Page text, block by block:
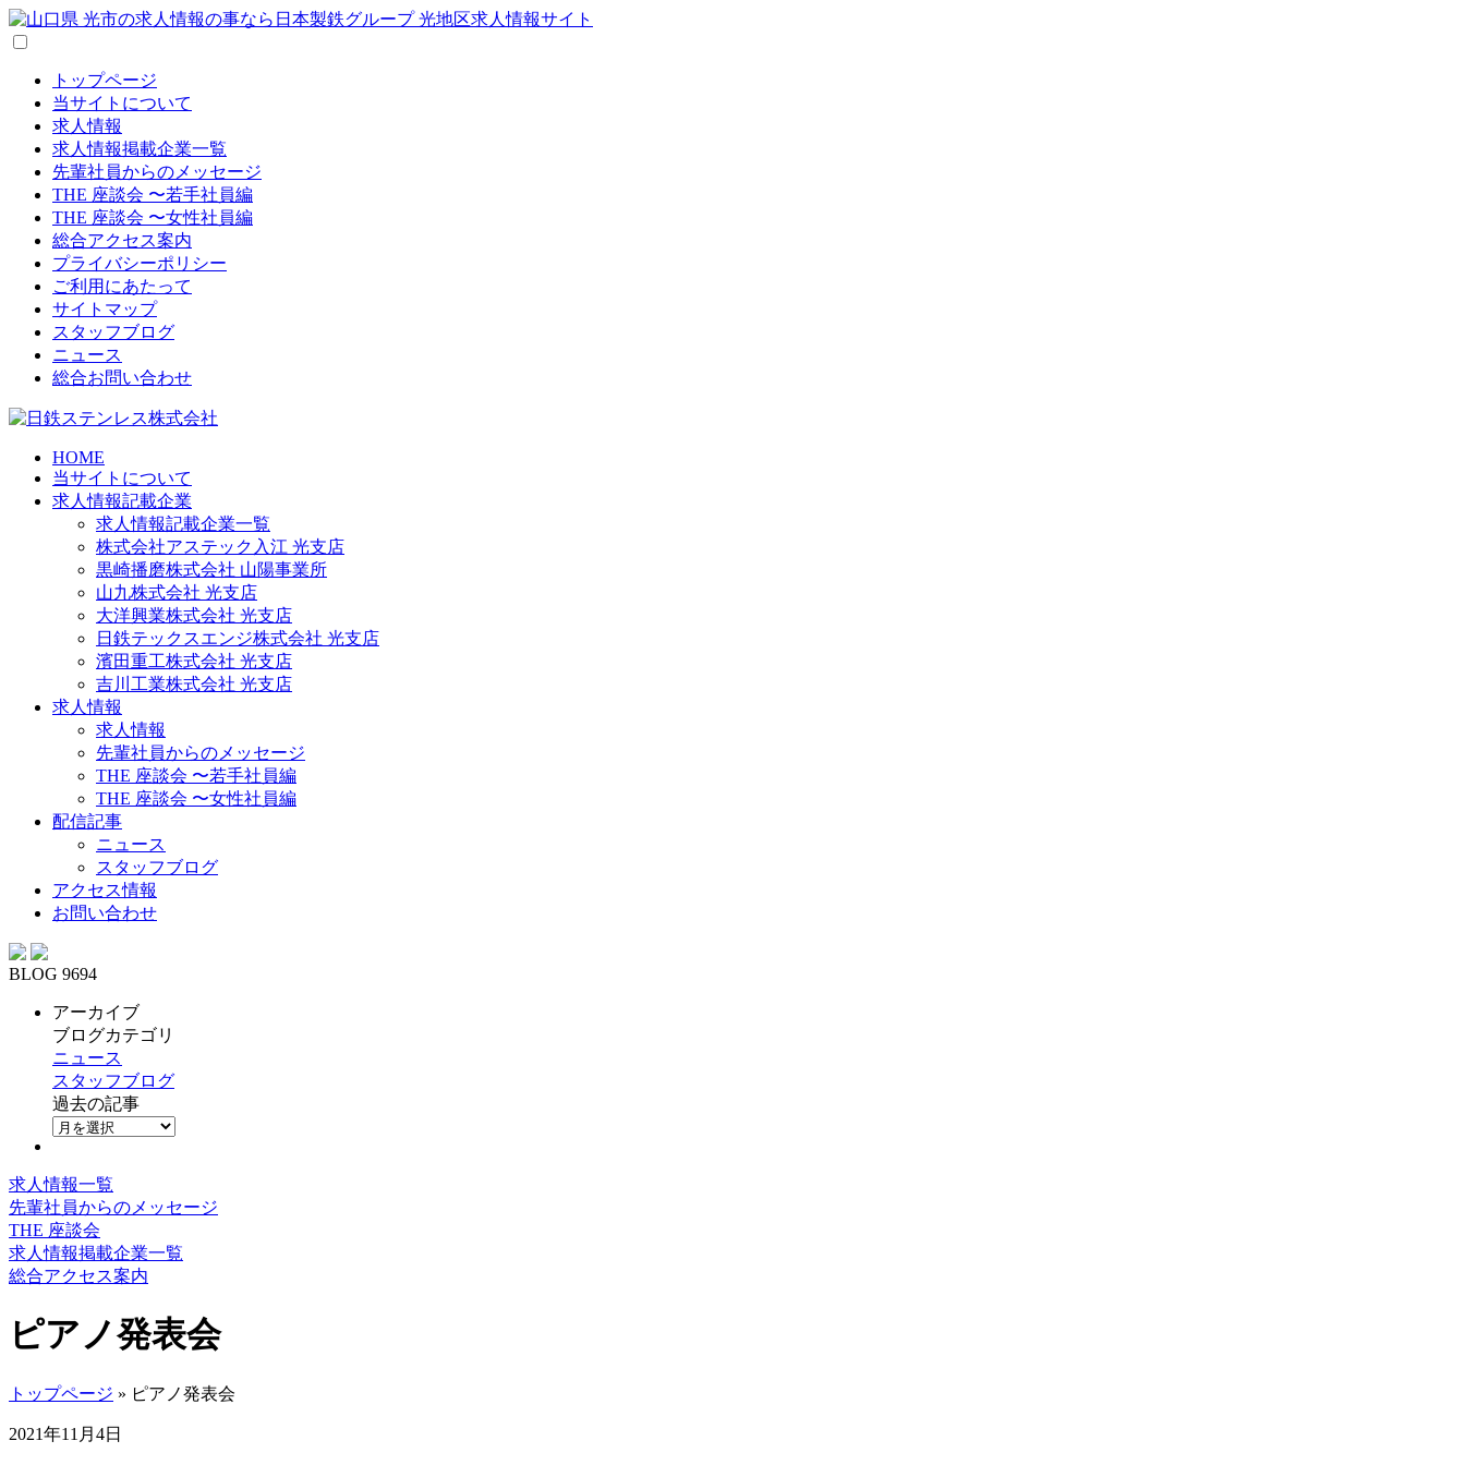
トップページ
当サイトについて
求人情報
求人情報掲載企業一覧
先輩社員からのメッセージ
THE 座談会 〜若手社員編
THE 座談会 〜女性社員編
総合アクセス案内
プライバシーポリシー
ご利用にあたって
サイトマップ
スタッフブログ
ニュース
総合お問い合わせ
HOME
当サイトについて
求人情報記載企業
求人情報記載企業一覧
株式会社アステック入江 光支店
黒崎播磨株式会社 山陽事業所
山九株式会社 光支店
大洋興業株式会社 光支店
日鉄テックスエンジ株式会社 光支店
濱田重工株式会社 光支店
吉川工業株式会社 光支店
求人情報
求人情報
先輩社員からのメッセージ
THE 座談会 〜若手社員編
THE 座談会 〜女性社員編
配信記事
ニュース
スタッフブログ
アクセス情報
お問い合わせ
BLOG 9694
アーカイブ
ブログカテゴリ
ニュース
スタッフブログ
過去の記事
求人情報一覧
先輩社員からのメッセージ
THE 座談会
求人情報掲載企業一覧
総合アクセス案内
ピアノ発表会
トップページ » ピアノ発表会
2021年11月4日